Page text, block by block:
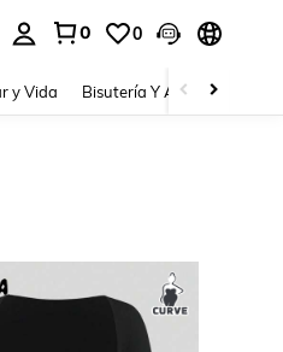
0 0
y Vida Bisutería Y Accesorios